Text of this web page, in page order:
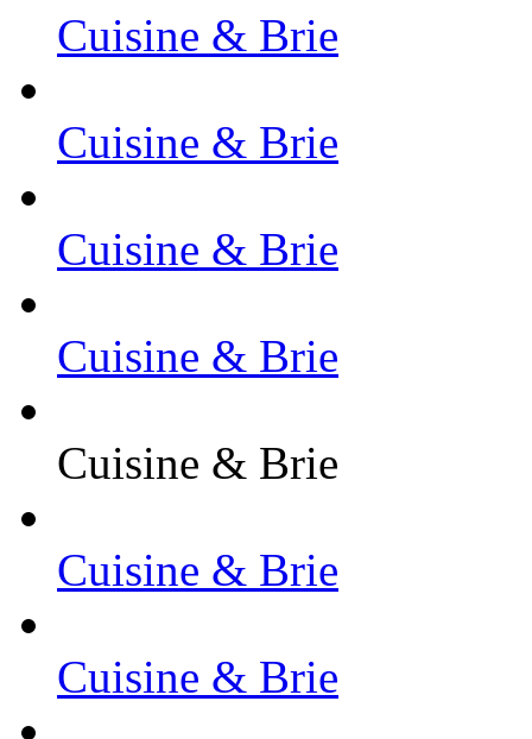
Cuisine & Brie
Cuisine & Brie
Cuisine & Brie
Cuisine & Brie
Cuisine & Brie
Cuisine & Brie
Cuisine & Brie